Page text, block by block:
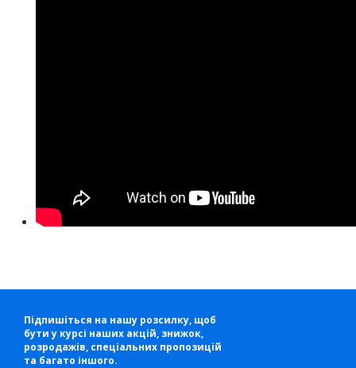
Підпишіться на нашу розсилку, щоб
бути у курсі наших акцій, знижок,
розродажів, спеціальних пропозицій
та багато іншого.